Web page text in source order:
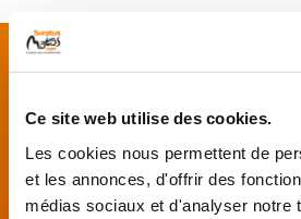
Ce site web utilise des cookies.
Les cookies nous permettent de
et les annonces, d'offrir des
médias sociaux et d'analyser notre
FAITES MONTER
jusqu'à la révision complète de
retrouvez notre réseau de
garages partenaires.